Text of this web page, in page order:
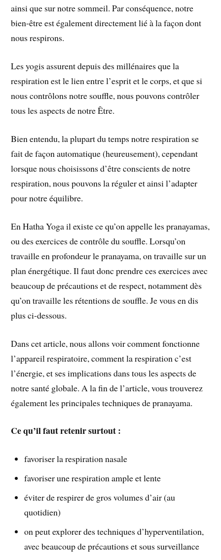
ainsi que sur notre sommeil. Par conséquence, notre
bien-être est également directement lié à la façon dont
nous respirons.
Les yogis assurent depuis des millénaires que la
respiration est le lien entre l’esprit et le corps, et que si
nous contrôlons notre souffle, nous pouvons contrôler
tous les aspects de notre Être.
Bien entendu, la plupart du temps notre respiration se
fait de façon automatique (heureusement), cependant
lorsque nous choisissons d’être conscients de notre
respiration, nous pouvons la réguler et ainsi l’adapter
pour notre équilibre.
En Hatha Yoga il existe ce qu’on appelle les pranayamas,
ou des exercices de contrôle du souffle. Lorsqu’on
travaille en profondeur le pranayama, on travaille sur un
plan énergétique. Il faut donc prendre ces exercices avec
beaucoup de précautions et de respect, notamment dès
qu’on travaille les rétentions de souffle. Je vous en dis
plus ci-dessous.
Dans cet article, nous allons voir comment fonctionne
l’appareil respiratoire, comment la respiration c’est
l’énergie, et ses implications dans tous les aspects de
notre santé globale. A la fin de l’article, vous trouverez
également les principales techniques de pranayama.
Ce qu’il faut retenir surtout :
favoriser la respiration nasale
favoriser une respiration ample et lente
éviter de respirer de gros volumes d’air (au
quotidien)
on peut explorer des techniques d’hyperventilation,
avec beaucoup de précautions et sous surveillance